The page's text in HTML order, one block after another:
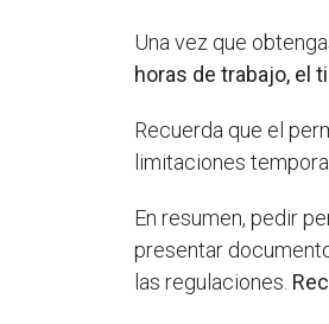
Una vez que
horas de trabajo, el
Recuerda que el
limitaciones
En resumen, pedir
presentar
las regulaciones.